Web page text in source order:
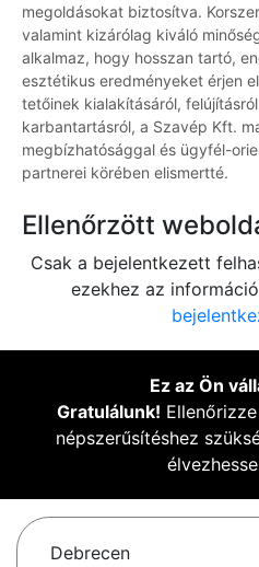
megoldásokat biztosítva.
valamint kizárólag kiváló
alkalmaz, hogy hosszan tartó,
esztétikus eredményeket érjen
tetőinek kialakításáról,
karbantartásról, a Szavép Kft.
megbízhatósággal és ügyfél-
partnerei körében elismertté.
Ellenőrzött
Csak a bejelentkezett
ezekhez az
Ez az Ön
Gratulálunk!
népszerűsítéshez
Debrecen